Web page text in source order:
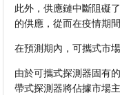
此外，供應鏈中斷阻礙
的供應，從而在疫情期
在預測期內，可攜式市
由於可攜式探測器固有
帶式探測器將佔據市場